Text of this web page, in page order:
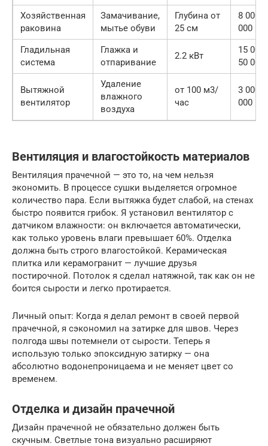
Хозяйственная
раковина
Замачивание,
мытье обуви
Глубина от
25 см
8 000
000
Гладильная
система
Глажка и
отпаривание
2.2 кВт
15
50 000
Вытяжной
вентилятор
Удаление
влажного
воздуха
от 100 м3/
час
3 000
000
Вентиляция и влагостойкость материалов
Вентиляция прачечной — это то, на чем нельзя
экономить. В процессе сушки выделяется огромное
количество пара. Если вытяжка будет слабой, на стенах
быстро появится грибок. Я установил вентилятор с
датчиком влажности: он включается автоматически,
как только уровень влаги превышает 60%. Отделка
должна быть строго влагостойкой. Керамическая
плитка или керамогранит — лучшие друзья
постирочной. Потолок я сделал натяжной, так как он не
боится сырости и легко протирается.
Личный опыт: Когда я делал ремонт в своей первой
прачечной, я сэкономил на затирке для швов. Через
полгода швы потемнели от сырости. Теперь я
использую только эпоксидную затирку — она
абсолютно водонепроницаема и не меняет цвет со
временем.
Отделка и дизайн прачечной
Дизайн прачечной не обязательно должен быть
скучным. Светлые тона визуально расширяют